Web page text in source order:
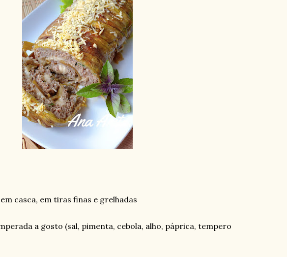
casca, em tiras finas e grelhadas
a gosto (sal, pimenta, cebola, alho, páprica, tempero